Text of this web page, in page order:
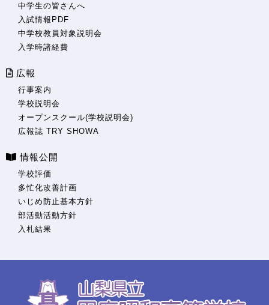
中学生の皆さんへ
入試情報PDF
中学校教員対象説明会
入学時諸経費
広報
行事案内
学校説明会
オープンスクール(学校説明会)
広報誌 TRY SHOWA
情報公開
学校評価
多忙化改善計画
いじめ防止基本方針
部活動活動方針
入札結果